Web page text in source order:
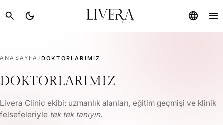
search dark_mode language menu
ANASAYFA /DOKTORLARIMIZ
DOKTORLARIMIZ
Livera Clinic ekibi: uzmanlık alanları, eğitim geçmişi ve klinik
felsefeleriyle tek tek tanıyın.